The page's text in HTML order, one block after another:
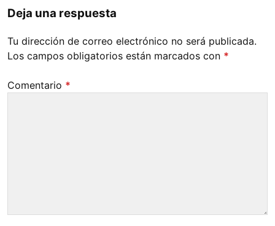
Deja una respuesta
Tu dirección de correo electrónico no será publicada.
Los campos obligatorios están marcados con *
Comentario *